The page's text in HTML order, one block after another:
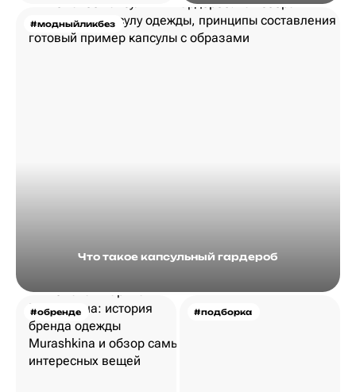
#модныйликбез
Что такое капсульный гардероб
#обренде #подборка